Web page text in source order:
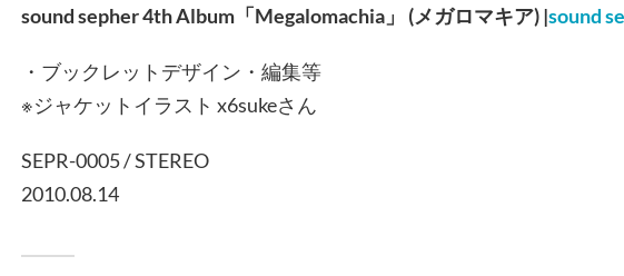
sound sepher 4th Album「Megalomachia」 (メガロマキア) |sound
・ブックレットデザイン・編集等
※ジャケットイラスト x6sukeさん
SEPR-0005 / STEREO
2010.08.14